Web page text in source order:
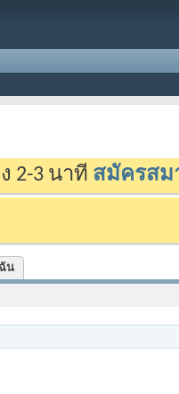
2-3 นาที สมัครสม
น